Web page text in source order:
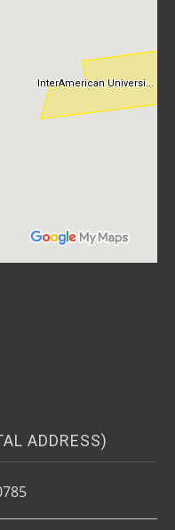
ADDRESS)